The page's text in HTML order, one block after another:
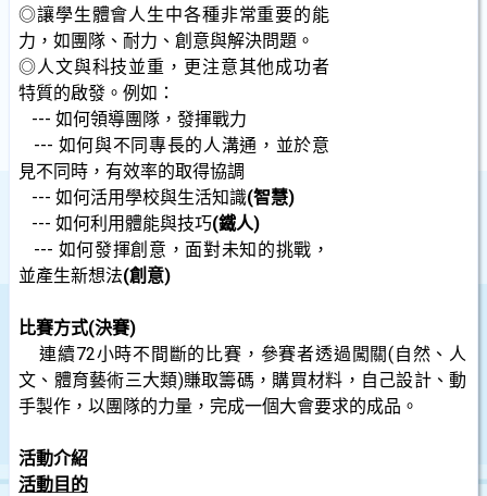
◎讓學生體會人生中各種非常重要的能
力，如團隊、耐力、創意與解決問題。
◎人文與科技並重，更注意其他成功者
特質的啟發。例如：
--- 如何領導團隊，發揮戰力
--- 如何與不同專長的人溝通，並於意
見不同時，有效率的取得協調
--- 如何活用學校與生活知識(智慧)
--- 如何利用體能與技巧(鐵人)
--- 如何發揮創意，面對未知的挑戰，
並產生新想法(創意)
比賽方式(決賽)
連續72小時不間斷的比賽，參賽者透過闖關(自然、人
文、體育藝術三大類)賺取籌碼，購買材料，自己設計、動
手製作，以團隊的力量，完成一個大會要求的成品。
活動介紹
活動目的